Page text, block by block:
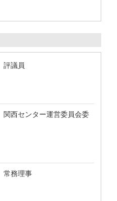
評議員
西センター運営委員会委
常務理事